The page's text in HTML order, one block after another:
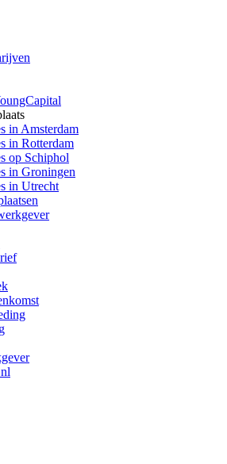
in Amsterdam
in Rotterdam
op Schiphol
in Groningen
in Utrecht